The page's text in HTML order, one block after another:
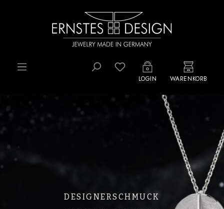
Zum Hauptinhalt springen
Du hast 0 Produkte auf
LOGIN WARENKORB
DESIGNERSCHMUCK